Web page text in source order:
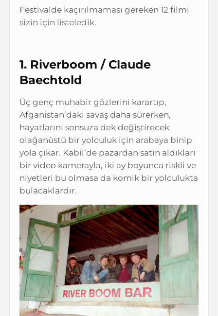
Festivalde kaçırılmaması gereken 12 filmi
sizin için listeledik.
1. Riverboom / Claude
Baechtold
Üç genç muhabir gözlerini karartıp,
Afganistan’daki savaş daha sürerken,
hayatlarını sonsuza dek değiştirecek
olağanüstü bir yolculuk için arabaya binip
yola çıkar. Kabil’de pazardan satın aldıkları
bir video kamerayla, iki ay boyunca riskli ve
niyetleri bu olmasa da komik bir yolculukta
bulacaklardır.